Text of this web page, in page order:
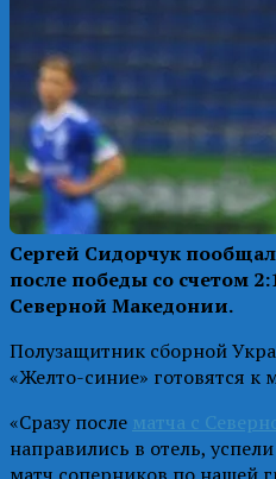
Сергей Сидорчук
после победы со счетом
Северной Македонии.
Полузащитник сборной
«Желто-синие» готовятся к
«Сразу после матча с
направились в отель,